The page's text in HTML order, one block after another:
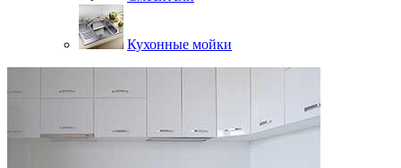
Кухонные мойки